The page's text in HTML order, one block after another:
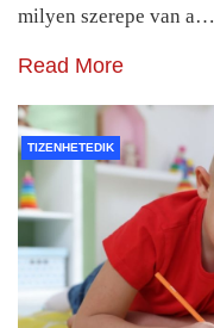
milyen szerepe van a…
Read More
TIZENHETEDIK